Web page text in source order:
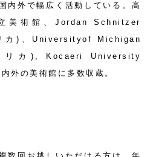
内外で幅広く活動している。高
美術館、Jordan Schnitzer
カ)、Universityof Michigan
リカ), Kocaeri University
外の美術館に多数収蔵。